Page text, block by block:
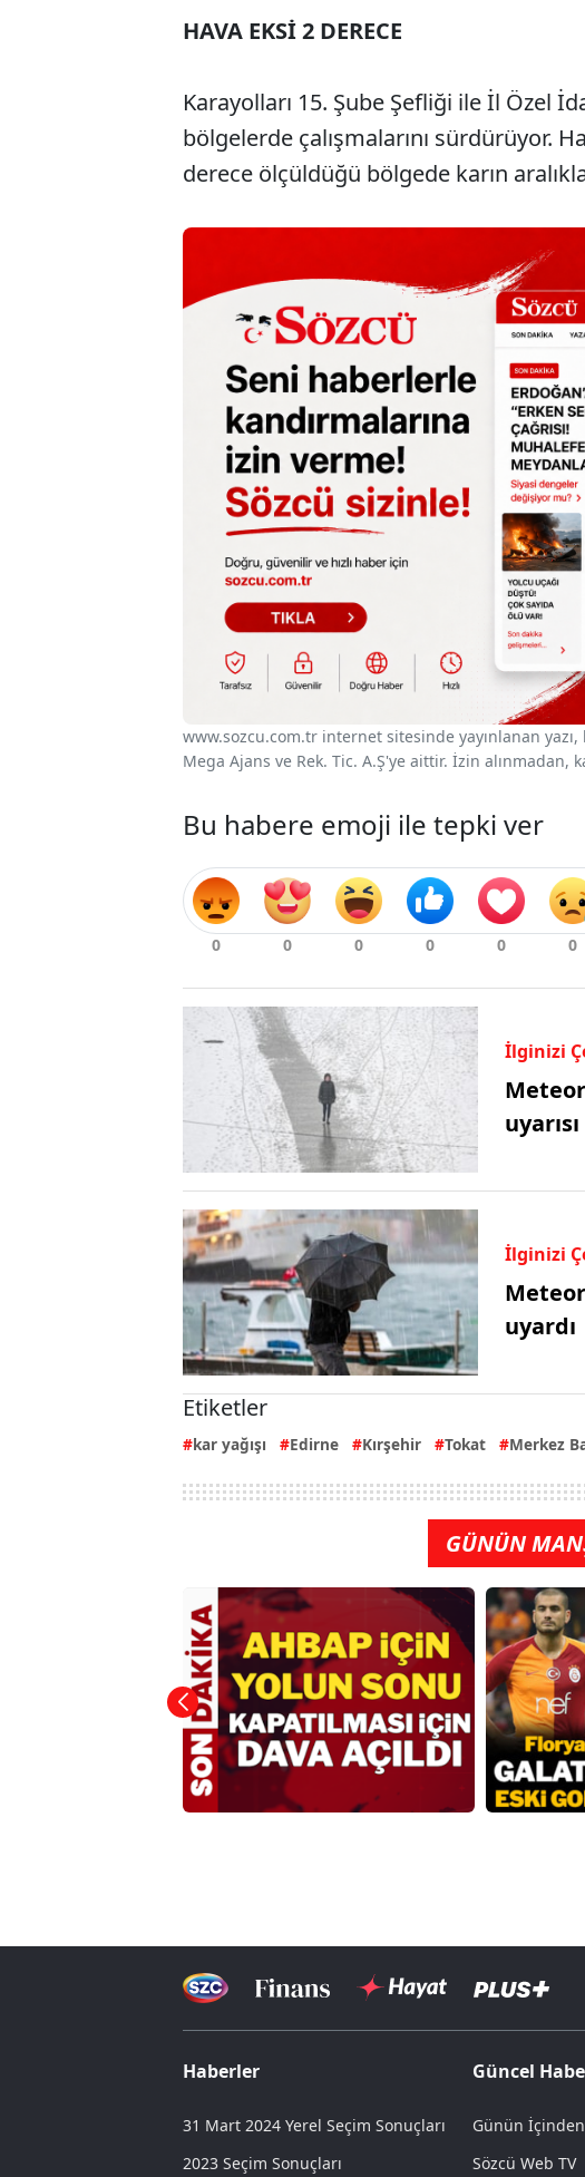
HAVA EKSİ 2 DERECE
Karayolları 15. Şube Şefliği ile İl Özel
bölgelerde çalışmalarını sürdürüyor.
derece ölçüldüğü bölgede karın
www.sozcu.com.tr internet sitesinde yayınlanan
Mega Ajans ve Rek. Tic. A.Ş'ye aittir. İzin
Bu habere emoji ile tepki ver
İlginizi
uyarısı
İlginizi
uyardı
Etiketler
kar yağışı Edirne Kırşehir Tokat Merkez
GÜNÜN
Haberler
31 Mart 2024 Yerel Seçim Sonuçları
2023 Seçim Sonuçları
Güncel
Günün
Sözcü Web TV